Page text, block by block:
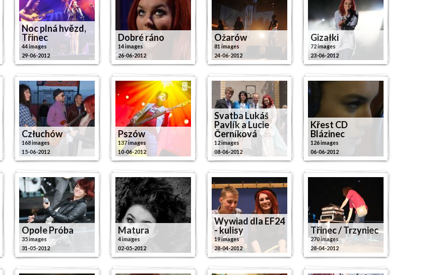
Noc plná hvězd,
Třinec
44 images
29-06-2012
Dobré ráno
14 images
26-06-2012
Ożarów
81 images
24-06-2012
Gizałki
72 images
23-06-2012
Człuchów
168 images
15-06-2012
Pszów
137 images
10-06-2012
Svatba Lukáš
Pavlík a Lucie
Černíková
12 images
08-06-2012
Křest CD
Blázinec
126 images
06-06-2012
Opole Próba
35 images
31-05-2012
Matura
4 images
02-05-2012
Wywiad dla EF24
- kulisy
19 images
28-04-2012
Třinec / Trzyniec
270 images
28-04-2012